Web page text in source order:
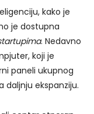
kako je
je dostupna
. Nedavno
koji je
paneli ukupnog
daljnju ekspanziju.